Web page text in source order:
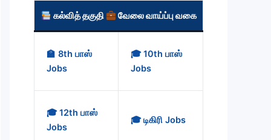
கல்வித் தகுதி வேலை வாய்ப்பு வகை
🏫 8th பாஸ்
Jobs
🎓 10th பாஸ்
Jobs
🎓 12th பாஸ்
Jobs
🎓 டிகிரி Jobs